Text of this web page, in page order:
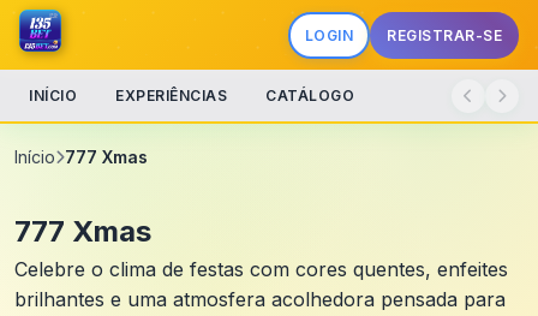
LOGIN REGISTRAR-SE
INÍCIO EXPERIÊNCIAS CATÁLOGO
Início 777 Xmas
777 Xmas
Celebre o clima de festas com cores quentes, enfeites
brilhantes e uma atmosfera acolhedora pensada para